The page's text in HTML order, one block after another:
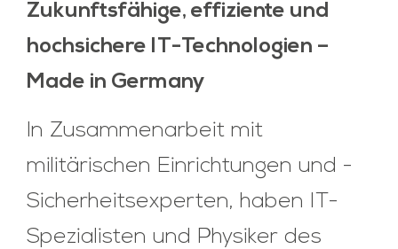
Zukunftsfähige, effiziente und
hochsichere IT-Technologien –
Made in Germany
In Zusammenarbeit mit
militärischen Einrichtungen und -
Sicherheitsexperten, haben IT-
Spezialisten und Physiker des